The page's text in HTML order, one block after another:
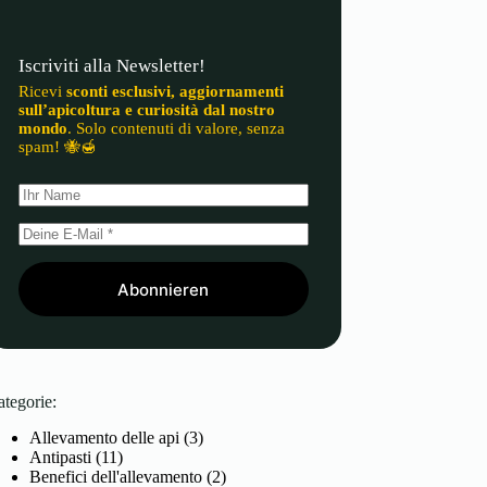
Iscriviti alla Newsletter!
Ricevisconti esclusivi, aggiornamenti
sull’apicoltura e curiosità dal nostro
mondo. Solo contenuti di valore, senza
spam! 🐝🍯
Abonnieren
Allevamento delle api (3)
Antipasti (11)
Benefici dell'allevamento (2)